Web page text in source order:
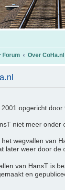
Forum Over CoHa.nl
opgericht door
niet meer onder
wegvallen van
later weer door de
van HansT is
en